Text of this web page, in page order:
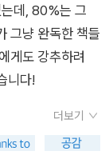
정중 '성인'들이
자서전에서 <내
혼에 깊은 골을
꼽을 것이다. 호
그는 그리스의
한 열정이 있어
조르바의 메토이
충고한다. 생각
의해 행동하라
....하지만 그것
이렇게 말한다.
데, 80%는 그
그냥 완독한 책들
게도 강추하려
니다!
더보기